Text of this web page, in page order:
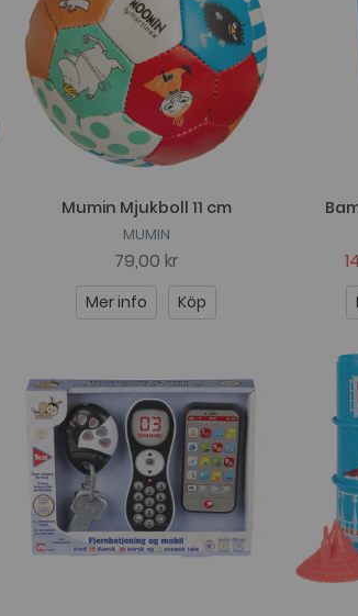
Mumin Mjukboll 11 cm
MUMIN
79,00 kr
Mer info Köp